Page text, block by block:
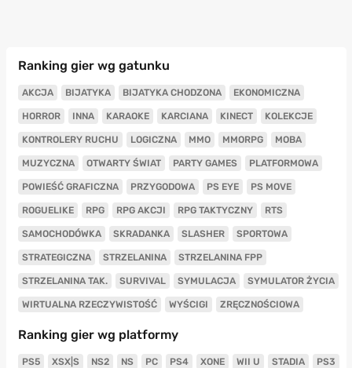
Ranking gier wg gatunku
AKCJA BIJATYKA BIJATYKA CHODZONA EKONOMICZNA
HORROR INNA KARAOKE KARCIANA KINECT KOLEKCJE
KONTROLERY RUCHU LOGICZNA MMO MMORPG MOBA
MUZYCZNA OTWARTY ŚWIAT PARTY GAMES PLATFORMOWA
POWIEŚĆ GRAFICZNA PRZYGODOWA PS EYE PS MOVE
ROGUELIKE RPG RPG AKCJI RPG TAKTYCZNY RTS
SAMOCHODÓWKA SKRADANKA SLASHER SPORTOWA
STRATEGICZNA STRZELANINA STRZELANINA FPP
STRZELANINA TAK. SURVIVAL SYMULACJA SYMULATOR ŻYCIA
WIRTUALNA RZECZYWISTOŚĆ WYŚCIGI ZRĘCZNOŚCIOWA
Ranking gier wg platformy
PS5 XSX|S NS2 NS PC PS4 XONE WII U STADIA PS3